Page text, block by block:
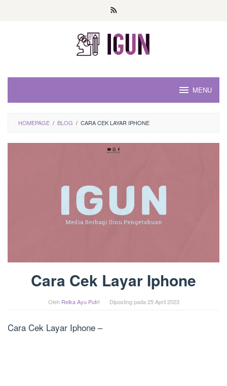
MENU
HOMEPAGE / BLOG / CARA CEK LAYAR IPHONE
Cara Cek Layar Iphone
Oleh Reika Ayu Putri Diposting pada 25 April 2023
Cara Cek Layar Iphone –